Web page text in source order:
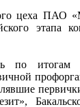
цеха ПАО
этапа
по итогам